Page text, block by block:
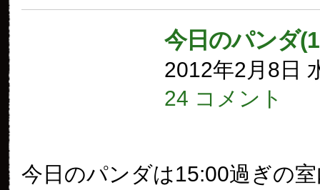
今日のパンダ
2012年2月8日
24 コメント
今日のパンダは15:00過ぎの